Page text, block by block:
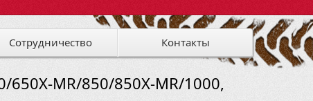
Сотрудничество Контакты
650X-MR/850/850X-MR/1000,